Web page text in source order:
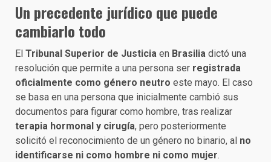
Un precedente jurídico que puede
cambiarlo todo
El Tribunal Superior de Justicia en Brasilia dictó una
resolución que permite a una persona ser registrada
oficialmente como género neutro este mayo. El caso
se basa en una persona que inicialmente cambió sus
documentos para figurar como hombre, tras realizar
terapia hormonal y cirugía, pero posteriormente
solicitó el reconocimiento de un género no binario, al no
identificarse ni como hombre ni como mujer.